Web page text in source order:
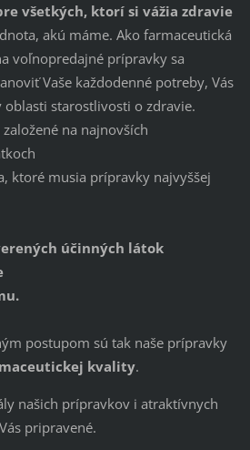
všetkých, ktorí si vážia zdravie
akú máme. Ako farmaceutická
voľnopredajné prípravky sa
Vaše každodenné potreby, Vás
oblasti starostlivosti o zdravie.
na najnovších
ktoré musia prípravky najvyššej
účinných látok
postupom sú tak naše prípravky
kvality.
našich prípravkov i atraktívnych
pripravené.